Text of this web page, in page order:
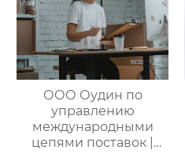
ООО Оудин по
управлению
международными
цепями поставок |